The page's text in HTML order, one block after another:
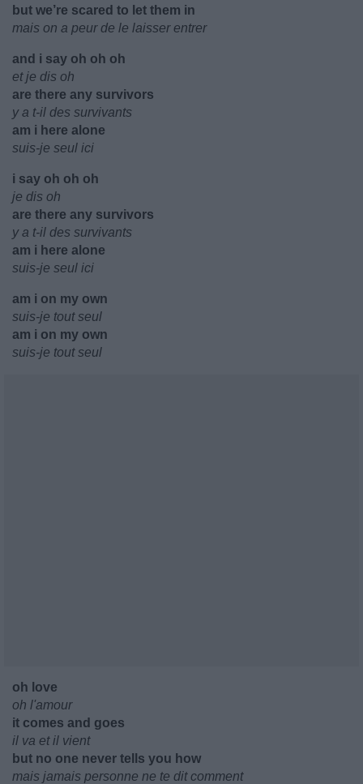
but we’re scared to let them in
mais on a peur de le laisser entrer
and i say oh oh oh
et je dis oh
are there any survivors
y a t-il des survivants
am i here alone
suis-je seul ici
i say oh oh oh
je dis oh
are there any survivors
y a t-il des survivants
am i here alone
suis-je seul ici
am i on my own
suis-je tout seul
am i on my own
suis-je tout seul
oh love
oh l'amour
it comes and goes
il va et il vient
but no one never tells you how
mais jamais personne ne te dit comment